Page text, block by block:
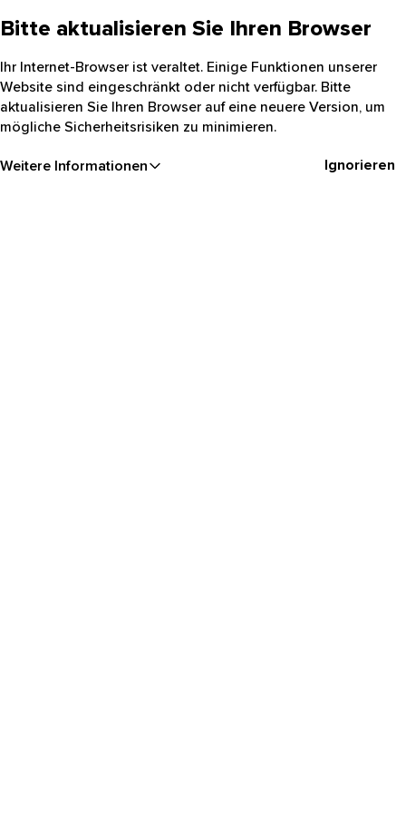
Bitte aktualisieren Sie Ihren Browser
Ihr Internet-Browser ist veraltet. Einige Funktionen unserer
Website sind eingeschränkt oder nicht verfügbar. Bitte
aktualisieren Sie Ihren Browser auf eine neuere Version, um
mögliche Sicherheitsrisiken zu minimieren.
Weitere Informationen Ignorieren